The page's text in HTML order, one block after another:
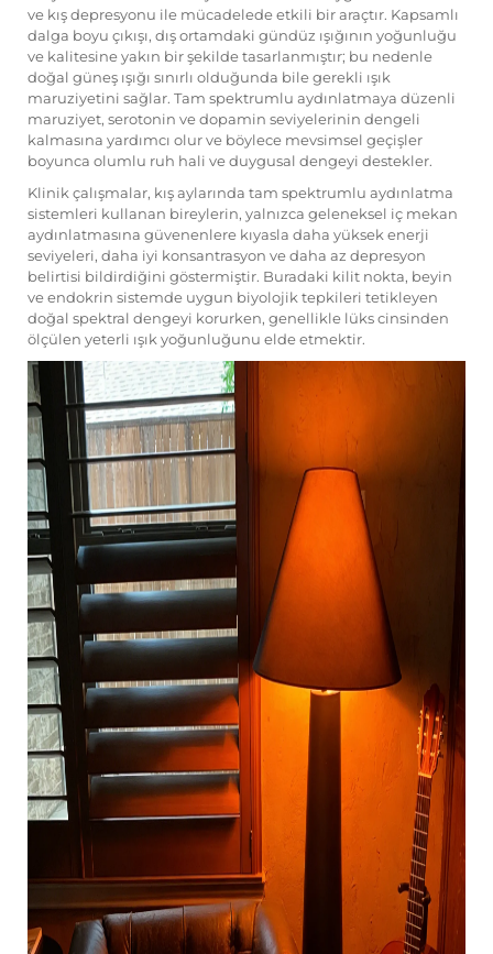
ve kış depresyonu ile mücadelede etkili bir araçtır. Kapsamlı
dalga boyu çıkışı, dış ortamdaki gündüz ışığının yoğunluğu
ve kalitesine yakın bir şekilde tasarlanmıştır; bu nedenle
doğal güneş ışığı sınırlı olduğunda bile gerekli ışık
maruziyetini sağlar. Tam spektrumlu aydınlatmaya düzenli
maruziyet, serotonin ve dopamin seviyelerinin dengeli
kalmasına yardımcı olur ve böylece mevsimsel geçişler
boyunca olumlu ruh hali ve duygusal dengeyi destekler.
Klinik çalışmalar, kış aylarında tam spektrumlu aydınlatma
sistemleri kullanan bireylerin, yalnızca geleneksel iç mekan
aydınlatmasına güvenenlere kıyasla daha yüksek enerji
seviyeleri, daha iyi konsantrasyon ve daha az depresyon
belirtisi bildirdiğini göstermiştir. Buradaki kilit nokta, beyin
ve endokrin sistemde uygun biyolojik tepkileri tetikleyen
doğal spektral dengeyi korurken, genellikle lüks cinsinden
ölçülen yeterli ışık yoğunluğunu elde etmektir.